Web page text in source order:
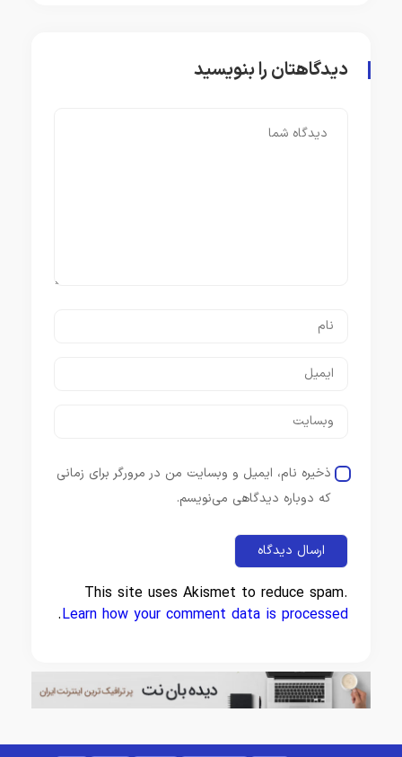
دیدگاهتان را بنویسید
ذخیره نام، ایمیل و وبسایت من در مرورگر برای زمانی
که دوباره دیدگاهی می‌نویسم.
This site uses Akismet to reduce spam.
Learn how your comment data is processed
.